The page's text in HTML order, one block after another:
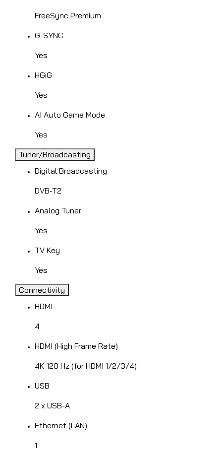
FreeSync Premium
G-SYNC
Yes
HGiG
Yes
AI Auto Game Mode
Yes
Tuner/Broadcasting
Digital Broadcasting
DVB-T2
Analog Tuner
Yes
TV Key
Yes
Connectivity
HDMI
4
HDMI (High Frame Rate)
4K 120 Hz (for HDMI 1/2/3/4)
USB
2 x USB-A
Ethernet (LAN)
1